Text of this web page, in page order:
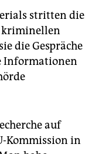
stritten die
kriminellen
die Gespräche
Informationen
auf
Kommission in